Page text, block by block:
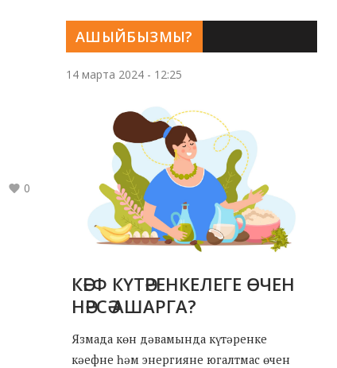
0
АШЫЙБЫЗМЫ?
14 марта 2024 - 12:25
КӘЕФ КҮТӘРЕНКЕЛЕГЕ ӨЧЕН
НӘРСӘ АШАРГА?
Язмада көн дәвамында күтәренке
кәефне һәм энергияне югалтмас өчен